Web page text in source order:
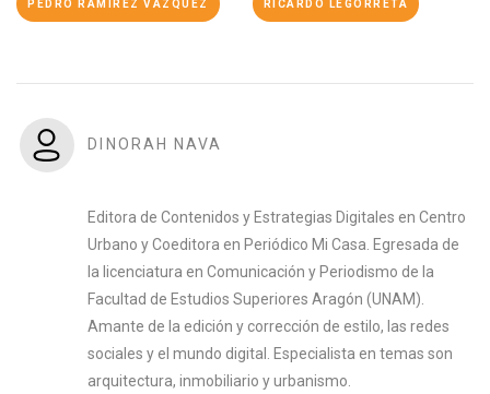
PEDRO RAMÍREZ VÁZQUEZ RICARDO LEGORRETA
DINORAH NAVA
Editora de Contenidos y Estrategias Digitales en Centro
Urbano y Coeditora en Periódico Mi Casa. Egresada de
la licenciatura en Comunicación y Periodismo de la
Facultad de Estudios Superiores Aragón (UNAM).
Amante de la edición y corrección de estilo, las redes
sociales y el mundo digital. Especialista en temas son
arquitectura, inmobiliario y urbanismo.